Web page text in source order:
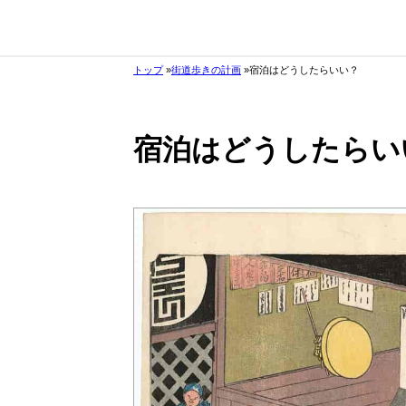
トップ 街道歩きの計画 宿泊はどうしたらいい？
宿泊はどうしたら